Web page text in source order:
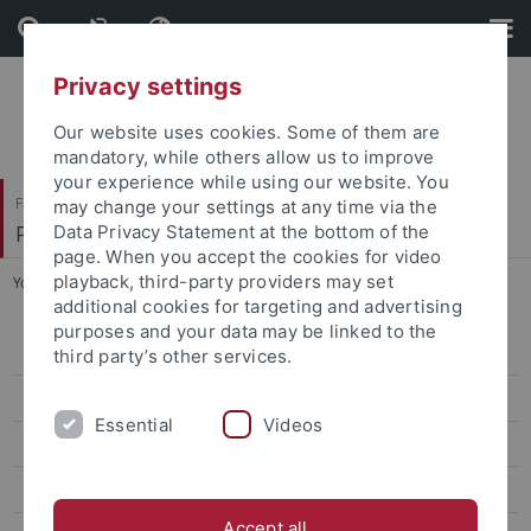
Skip
to
content
Skip
to
footer
Faculty of Humanities
Prof. Dr. Georg Braungart
You are here: Home ... Vorträge
Dr. Moritz Strohschneider
Lehre
Privacy settings
Our website uses cookies. Some of them are
mandatory, while others allow us to improve
your experience while using our website. You
may change your settings at any time via the
Data Privacy Statement at the bottom of the
page. When you accept the cookies for video
playback, third-party providers may set
additional cookies for targeting and advertising
purposes and your data may be linked to the
third party’s other services.
Essential Videos